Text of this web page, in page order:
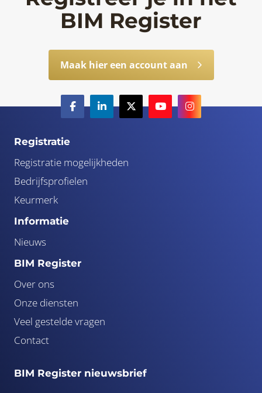
BIM Register
Maak hier een account aan
Registratie
Registratie mogelijkheden
Bedrijfsprofielen
Keurmerk
Informatie
Nieuws
BIM Register
Over ons
Onze diensten
Veel gestelde vragen
Contact
BIM Register nieuwsbrief